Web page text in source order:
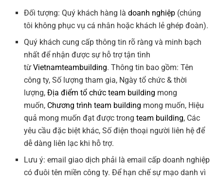
Đối tượng: Quý khách hàng làdoanh nghiệp (chúng
tôi không phục vụ cá nhân hoặc khách lẻ ghép đoàn).
Quý khách cung cấp thông tin rõ ràng và minh bạch
nhất để nhận được sự hỗ trợ tận tình
từVietnamteambuilding. Thông tin bao gồm: Tên
công ty, Số lượng tham gia, Ngày tổ chức & thời
lượng,Địa điểm tổ chức team building mong
muốn, Chương trình team building mong muốn, Hiệu
quả mong muốn đạt được trongteam building, Các
yêu cầu đặc biệt khác, Số điện thoại người liên hệ để
dễ dàng liên lạc khi hỗ trợ.
Lưu ý: email giao dịch phải là email cấp doanh nghiệp
có đuôi tên miền công ty. Để hạn chế sự mạo danh vì